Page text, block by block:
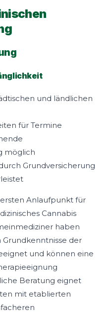
und ländlichen
für Termine
möglich
Grundversicherung
Anlaufpunkt für
Cannabis
haben
der
und können eine
Beratung eignet
mit etablierten